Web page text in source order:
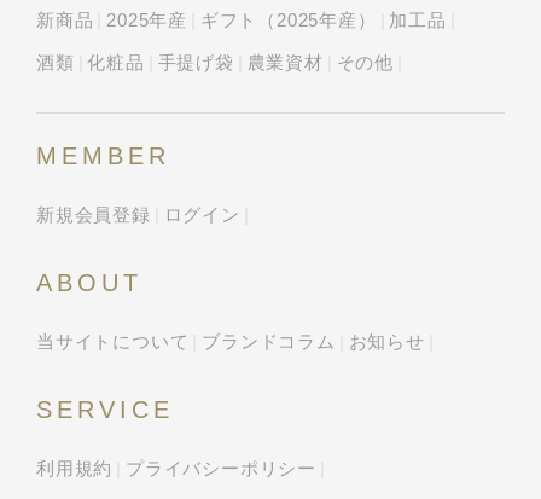
新商品 2025年産 ギフト（2025年産） 加工品
酒類 化粧品 手提げ袋 農業資材 その他
MEMBER
新規会員登録 ログイン
ABOUT
当サイトについて ブランドコラム お知らせ
SERVICE
利用規約 プライバシーポリシー